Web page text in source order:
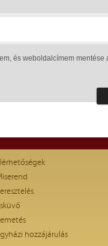
és weboldalcímem
hozzájárulás